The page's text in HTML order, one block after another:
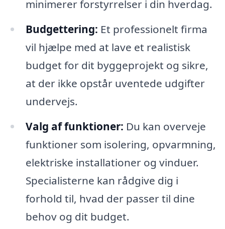
minimerer forstyrrelser i din hverdag.
Budgettering: Et professionelt firma
vil hjælpe med at lave et realistisk
budget for dit byggeprojekt og sikre,
at der ikke opstår uventede udgifter
undervejs.
Valg af funktioner: Du kan overveje
funktioner som isolering, opvarmning,
elektriske installationer og vinduer.
Specialisterne kan rådgive dig i
forhold til, hvad der passer til dine
behov og dit budget.